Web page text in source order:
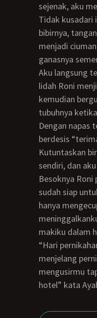
sejenak, aku
Tidak kusadari itulah yang ditunggu Roni saat aku mendekatinya untuk mencium
bibirnya,
menjadi
ganasnya
Aku langsung terlena dan membiarkan lidah itu menerobos mencari lawan. Kurasakan
lidah Roni
kemudian
tubuhnya
Dengan napas terengah dan tubuh gemetar oleh kuatnya napsu yang timbul, aku
berdesis
Kutuntaskan
sendiri, dan
Besoknya Roni pamit untuk pergi bagi satu keperluan, seperti biasa dia pamit, aku
sudah siap
hanya
makiku dalam
“Hari pernikahan kalian tinggal lima hari lagi, seperti petunjuk Guru, tiga hari
menjelang
mengusirmu
hotel” kata